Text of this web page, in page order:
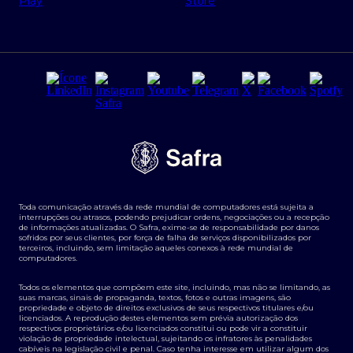
Regras e Parâmetros de Atuação Banco Safra
Segurança da Informação
Tarifas e serviços Pessoa Física
Transparência de remuneração
Termos e Condições para Portabilidade de Investimento
Derivativos
Agronegócios
Toda comunicação através da rede mundial de computadores está sujeita a
interrupções ou atrasos, podendo prejudicar ordens, negociações ou a recepção
de informações atualizadas. O Safra, exime-se de responsabilidade por danos
sofridos por seus clientes, por força de falha de serviços disponibilizados por
terceiros, incluindo, sem limitação aqueles conexos à rede mundial de
computadores.
Todos os elementos que compõem este site, incluindo, mas não se limitando, as
suas marcas, sinais de propaganda, textos, fotos e outras imagens, são
propriedade e objeto de direitos exclusivos de seus respectivos titulares e/ou
licenciados. A reprodução destes elementos sem prévia autorização dos
respectivos proprietários e/ou licenciados constitui ou pode vir a constituir
violação de propriedade intelectual, sujeitando os infratores às penalidades
cabíveis na legislação civil e penal. Caso tenha interesse em utilizar algum dos